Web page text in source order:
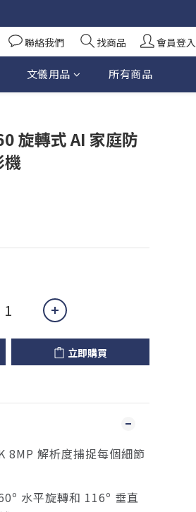
聯絡我們 找商品 會員登入
文儀用品 所有商品
旋轉式 AI 家庭防
機
立即購買
8MP 解析度捕捉每個細節
水平旋轉和 116º 垂直